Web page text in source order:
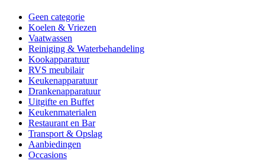
Geen categorie
Koelen & Vriezen
Vaatwassen
Reiniging & Waterbehandeling
Kookapparatuur
RVS meubilair
Keukenapparatuur
Drankenapparatuur
Uitgifte en Buffet
Keukenmaterialen
Restaurant en Bar
Transport & Opslag
Aanbiedingen
Occasions